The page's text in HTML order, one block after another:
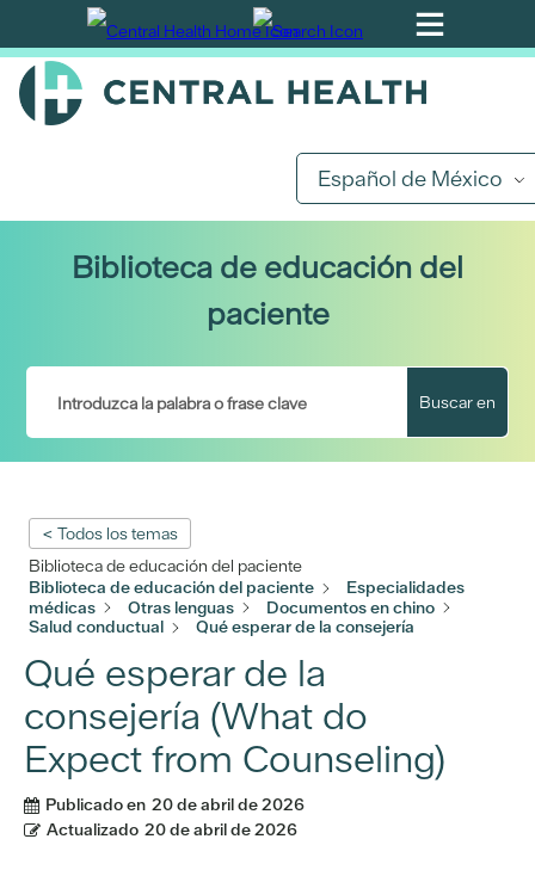
Ir
al
contenido
Español de México
Biblioteca de educación del
paciente
Buscar en
< Todos los temas
Biblioteca de educación del paciente
Biblioteca de educación del paciente
Especialidades
médicas
Otras lenguas
Documentos en chino
Salud conductual
Qué esperar de la consejería
Qué esperar de la
consejería (What do
Expect from Counseling)
Publicado en 20 de abril de 2026
Actualizado 20 de abril de 2026